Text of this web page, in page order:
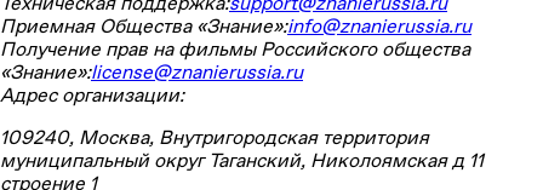
Приемная Общества «Знание»:info@znanierussia.ru
Получение прав на фильмы Российского общества
«Знание»:license@znanierussia.ru
Адрес организации:
109240, Москва, Внутригородская территория
муниципальный округ Таганский, Николоямская д 11
строение 1